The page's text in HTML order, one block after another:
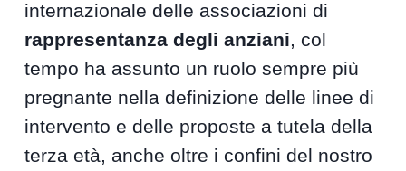
internazionale delle associazioni di
rappresentanza degli anziani, col
tempo ha assunto un ruolo sempre più
pregnante nella definizione delle linee di
intervento e delle proposte a tutela della
terza età, anche oltre i confini del nostro